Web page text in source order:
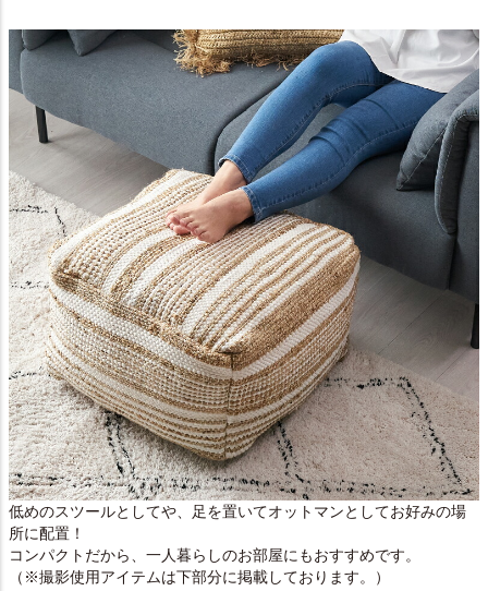
低めのスツールとしてや、足を置いてオットマンとしてお好みの場
所に配置！
コンパクトだから、一人暮らしのお部屋にもおすすめです。
（※撮影使用アイテムは下部分に掲載しております。）